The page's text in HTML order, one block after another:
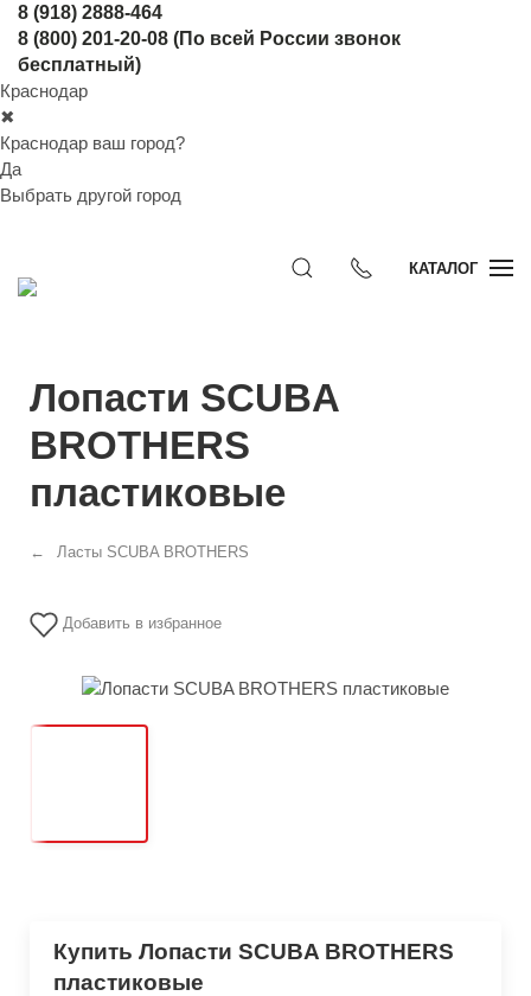
8 (918) 2888-464
8 (800) 201-20-08 (По всей России звонок
бесплатный)
Краснодар
✖
Краснодар ваш город?
Да
Выбрать другой город
КАТАЛОГ
Лопасти SCUBA
BROTHERS
пластиковые
Ласты SCUBA BROTHERS
Добавить в избранное
Купить Лопасти SCUBA BROTHERS
пластиковые